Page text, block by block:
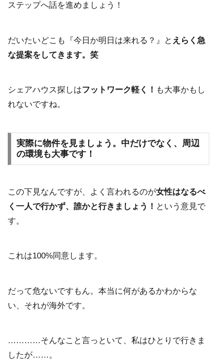
ステップへ話を進めましょう！
だいたいどこも『今日か明日は来れる？』と えらく急
な提案をしてきます。笑
シェアハウス探しはフットワーク軽く！ も大事かもし
れないですね。
実際に物件を見ましょう。中だけでなく、周辺
の環境も大事です！
この下見なんですが、よく言われるのが女性はなるべ
く一人で行かず、誰かと行きましょう！ という意見で
す。
これは100%同意します。
だって危ないですもん。本当に何があるかわからな
い、それが海外です。
…………そんなこと言っといて、私はひとりで行きま
したが……。